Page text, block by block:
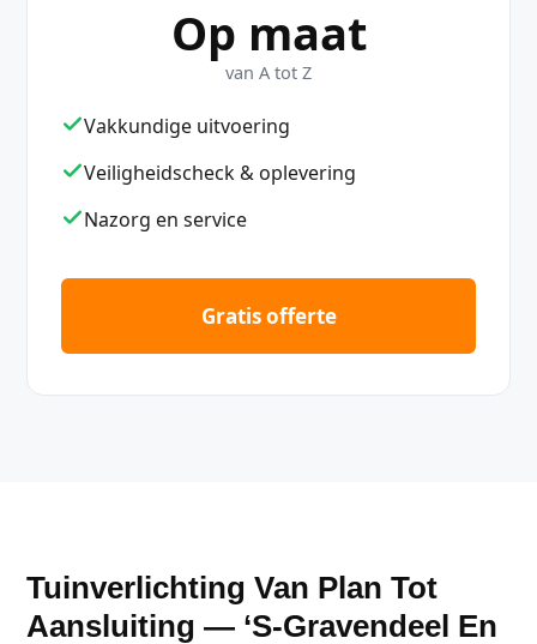
Op maat
van A tot Z
Vakkundige uitvoering
Veiligheidscheck & oplevering
Nazorg en service
Gratis offerte
Tuinverlichting Van Plan Tot
Aansluiting — ‘s-Gravendeel En